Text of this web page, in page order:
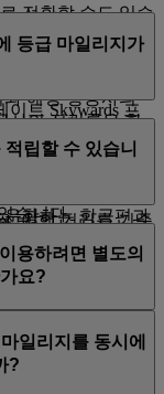
전환할 수도 있습
세요. 자세한 정보
정으로 포인트 전
의하세요.
마일리지만
습니다. 적립되는
와 해당 항공사의
사의 적립률을 확
페이지로 이동한 다
보기'를 클릭하세
습니다.
습니다.
트 Skywards 프
선 구간도 추가 적
, 여행 거리를 기준
됩니다. 자세한 내
확인하세요.
운항하는 항공편
을 이용할 경우에
항공편을 이용할
등급 마일리지가
가 QF인 항공편
다.
운항하는 항공편과
공편을 이용할 경
립할 수 있습니
편을 예약하는 경
버른-시드니 구간
행이 포함된 항공
용하려면 별도의
요?
를 입력하시면 적
니다.
일리지를 동시에
?